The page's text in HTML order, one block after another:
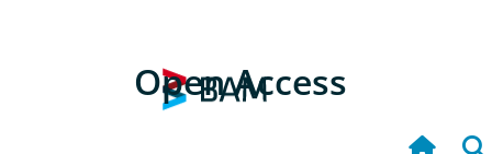
Open Access